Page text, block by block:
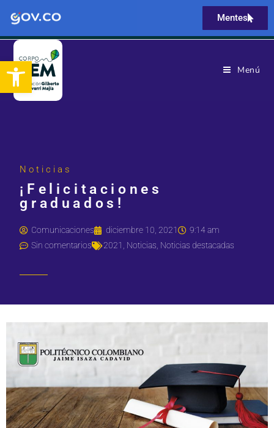
Abrir barra de herramientas
Mentes
Menú
Noticias
¡Felicitaciones
graduados!
Comunicaciones diciembre 10, 2021
9:14 am
Sin comentarios
2021 , Noticias, Noticias destacadas